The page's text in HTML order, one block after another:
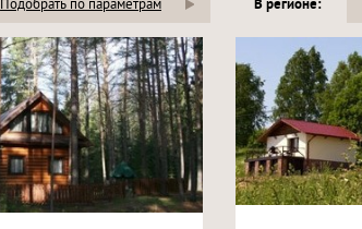
Подобрать по параметрам В регионе: